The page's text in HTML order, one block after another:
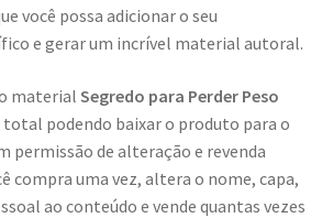
você possa adicionar o seu
e gerar um incrível material autoral.
material Segredo para Perder Peso
total podendo baixar o produto para o
permissão de alteração e revenda
compra uma vez, altera o nome, capa,
ao conteúdo e vende quantas vezes